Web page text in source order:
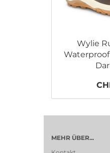
Wylie
Waterproof
MEHR ÜBER...